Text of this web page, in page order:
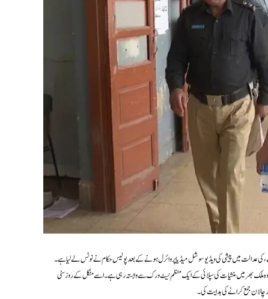
عدالت میں پیشی کی ویڈیو سوشل میڈیا پر وائرل ہونے کے بعد پولیس حکام نے نوٹس لے لیا ہے۔
وہ ملک بھر میں منشیات کی سپلائی کے ایک منظم نیٹ ورک سے وابستہ رہی ہے۔ اسے منگل کے روز سٹی